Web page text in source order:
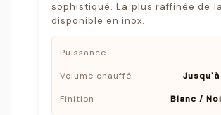
sophistiqué. La plus raffinée de
disponible en inox.
Puissance
Volume chauffé Jusqu'à
Finition Blanc /